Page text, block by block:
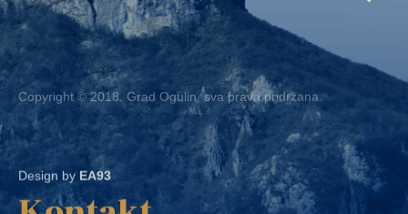
Copyright © 2018. Grad Ogulin, sva prava pridržana.
Design by EA93
Kontakt